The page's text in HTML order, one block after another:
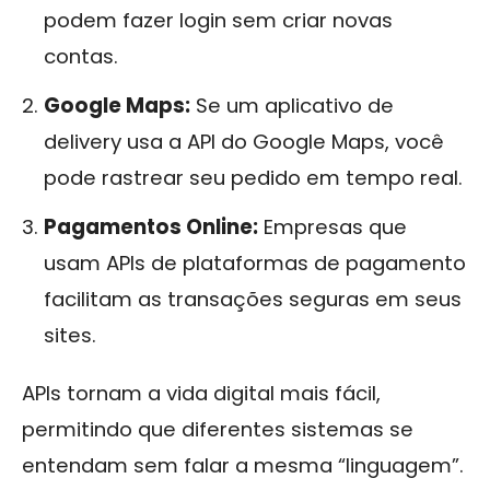
podem fazer login sem criar novas
contas.
Google Maps: Se um aplicativo de
delivery usa a API do Google Maps, você
pode rastrear seu pedido em tempo real.
Pagamentos Online: Empresas que
usam APIs de plataformas de pagamento
facilitam as transações seguras em seus
sites.
APIs tornam a vida digital mais fácil,
permitindo que diferentes sistemas se
entendam sem falar a mesma “linguagem”.